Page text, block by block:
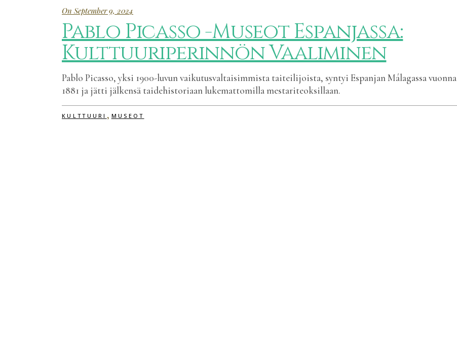
On September 9, 2024
Pablo Picasso -Museot Espanjassa:
Kulttuuriperinnön Vaaliminen
Pablo Picasso, yksi 1900-luvun vaikutusvaltaisimmista taiteilijoista, syntyi Espanjan Málagassa vuonna
1881 ja jätti jälkensä taidehistoriaan lukemattomilla mestariteoksillaan.
KULTTUURI , MUSEOT